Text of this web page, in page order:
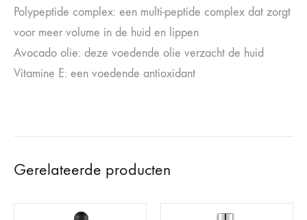
Polypeptide complex: een multi-peptide complex dat zorgt
voor meer volume in de huid en lippen
Avocado olie: deze voedende olie verzacht de huid
Vitamine E: een voedende antioxidant
Gerelateerde producten